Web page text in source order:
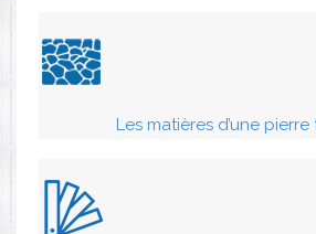
Les matières d’une